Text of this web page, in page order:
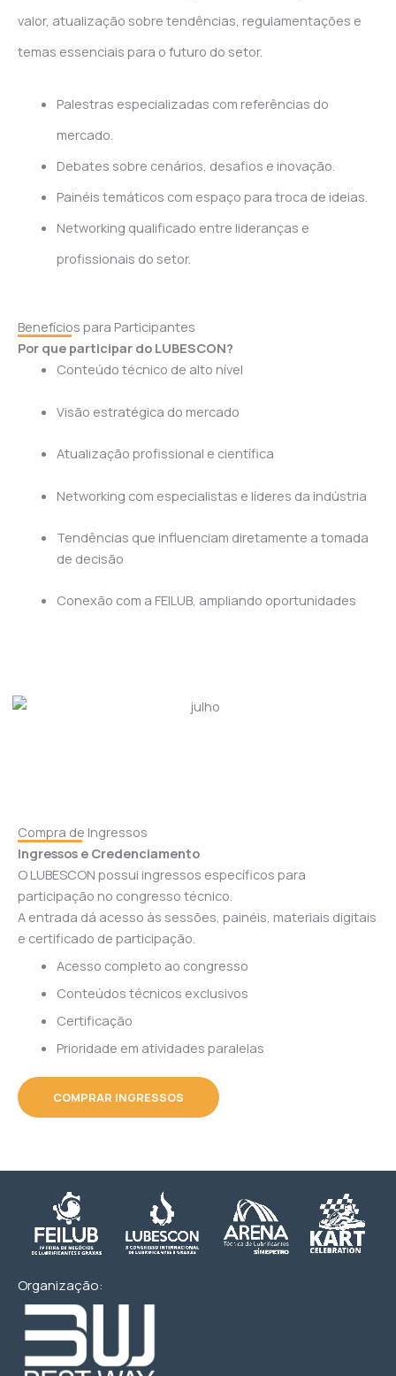
valor, atualização sobre tendências, regulamentações e
temas essenciais para o futuro do setor.
Palestras especializadas com referências do
mercado.
Debates sobre cenários, desafios e inovação.
Painéis temáticos com espaço para troca de ideias.
Networking qualificado entre lideranças e
profissionais do setor.
Benefícios para Participantes
Por que participar do LUBESCON?
Conteúdo técnico de alto nível
Visão estratégica do mercado
Atualização profissional e científica
Networking com especialistas e líderes da indústria
Tendências que influenciam diretamente a tomada
de decisão
Conexão com a FEILUB, ampliando oportunidades
Compra de Ingressos
Ingressos e Credenciamento
O LUBESCON possui ingressos específicos para
participação no congresso técnico.
A entrada dá acesso às sessões, painéis, materiais digitais
e certificado de participação.
Acesso completo ao congresso
Conteúdos técnicos exclusivos
Certificação
Prioridade em atividades paralelas
COMPRAR INGRESSOS
Organização: